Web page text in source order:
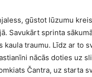
gūstot lūzumu
Savukārt sprinta
traumu. Līdz ar to
nācās doties uz
Čantra, uz starta